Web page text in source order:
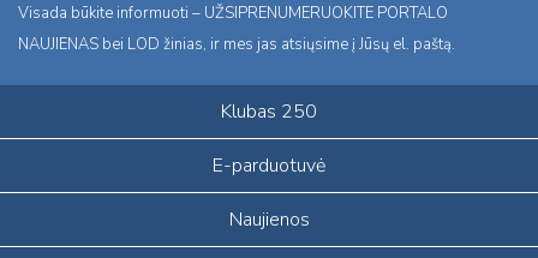
Visada būkite informuoti – UŽSIPRENUMERUOKITE PORTALO
NAUJIENAS bei LOD žinias, ir mes jas atsiųsime į Jūsų el. paštą.
Klubas 250
E-parduotuvė
Naujienos